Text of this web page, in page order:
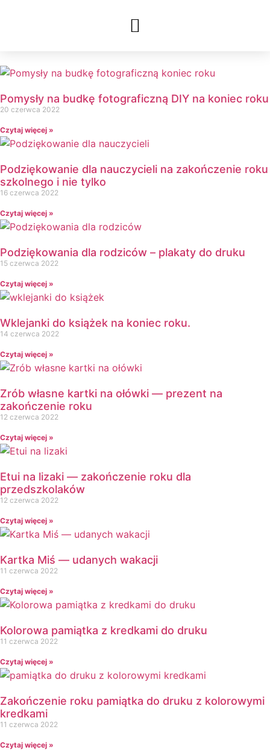
Pomysły na budkę fotograficzną DIY na koniec roku
20 czerwca 2022
Czytaj więcej »
Podziękowanie dla nauczycieli na zakończenie roku
szkolnego i nie tylko
16 czerwca 2022
Czytaj więcej »
Podziękowania dla rodziców – plakaty do druku
15 czerwca 2022
Czytaj więcej »
Wklejanki do książek na koniec roku.
14 czerwca 2022
Czytaj więcej »
Zrób własne kartki na ołówki — prezent na
zakończenie roku
12 czerwca 2022
Czytaj więcej »
Etui na lizaki — zakończenie roku dla
przedszkolaków
12 czerwca 2022
Czytaj więcej »
Kartka Miś — udanych wakacji
11 czerwca 2022
Czytaj więcej »
Kolorowa pamiątka z kredkami do druku
11 czerwca 2022
Czytaj więcej »
Zakończenie roku pamiątka do druku z kolorowymi
kredkami
11 czerwca 2022
Czytaj więcej »